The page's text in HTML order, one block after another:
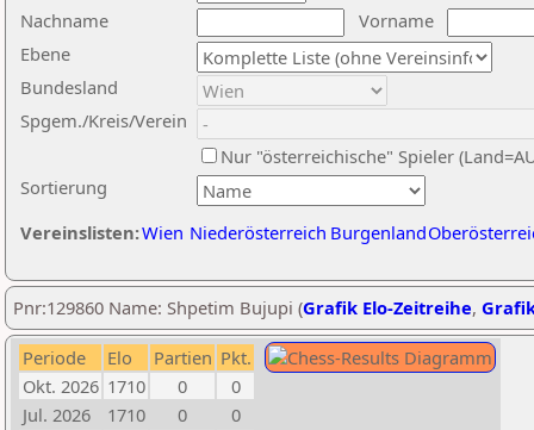
Nachname
Vorname
Ebene
Sortierung
Bundesland
Spgem./Kreis/Verein
Nur "österreichische" Spieler
Vereinslisten:Wien Niederösterreich Burgenland
Pnr:129860 Name: Shpetim Bujupi (Grafik Elo-Zeitreihe,
Periode Elo Partien Pkt.
Okt. 2026 1710 0
0
Jul. 2026
1710 0
0